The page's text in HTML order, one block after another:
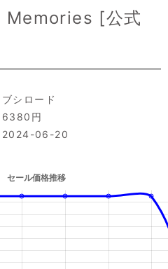
Memories [公式
ブシロード
円
2024-06-20